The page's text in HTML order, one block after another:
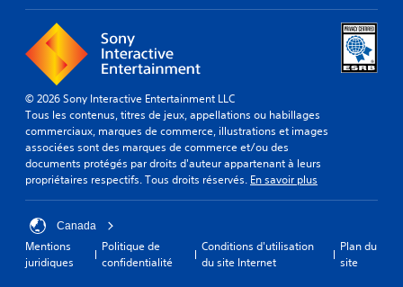
© 2026 Sony Interactive Entertainment LLC
Tous les contenus, titres de jeux, appellations ou habillages
commerciaux, marques de commerce, illustrations et images
associées sont des marques de commerce et/ou des
documents protégés par droits d'auteur appartenant à leurs
propriétaires respectifs. Tous droits réservés. En savoir plus
Canada
Mentions
juridiques
Politique de
confidentialité
Conditions d'utilisation
du site Internet
Plan du
site